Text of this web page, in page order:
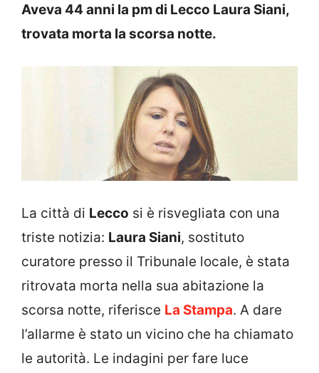
Aveva 44 anni la pm di Lecco Laura Siani,
trovata morta la scorsa notte.
La città di Lecco si è risvegliata con una
triste notizia: Laura Siani, sostituto
curatore presso il Tribunale locale, è stata
ritrovata morta nella sua abitazione la
scorsa notte, riferisce La Stampa. A dare
l’allarme è stato un vicino che ha chiamato
le autorità. Le indagini per fare luce